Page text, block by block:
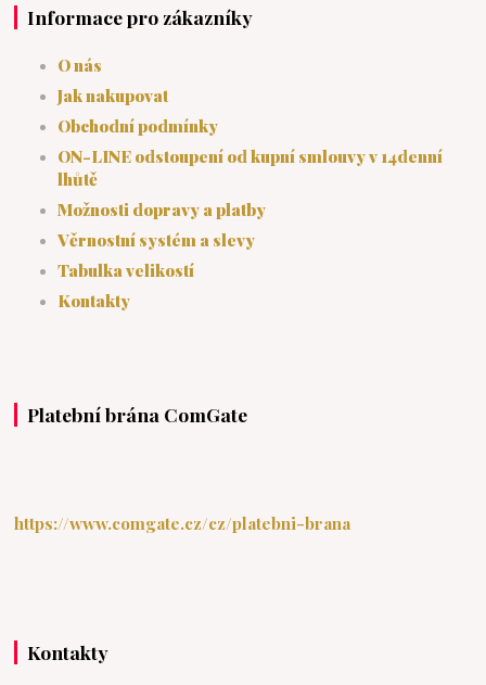
Informace pro zákazníky
O nás
Jak nakupovat
Obchodní podmínky
ON-LINE odstoupení od kupní smlouvy v 14denní
lhůtě
Možnosti dopravy a platby
Věrnostní systém a slevy
Tabulka velikostí
Kontakty
Platební brána ComGate
https://www.comgate.cz/cz/platebni-brana
Kontakty